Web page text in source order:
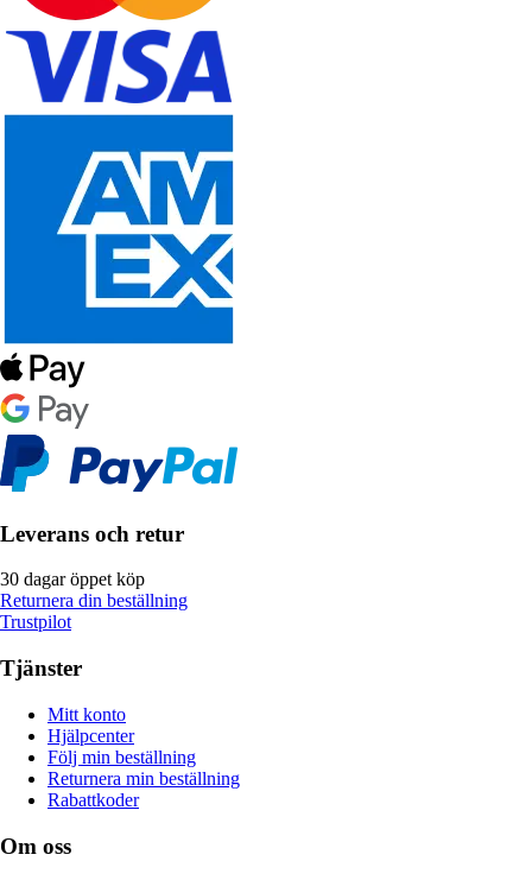
Leverans och retur
30 dagar öppet köp
Returnera din beställning
Trustpilot
Tjänster
Mitt konto
Hjälpcenter
Följ min beställning
Returnera min beställning
Rabattkoder
Om oss